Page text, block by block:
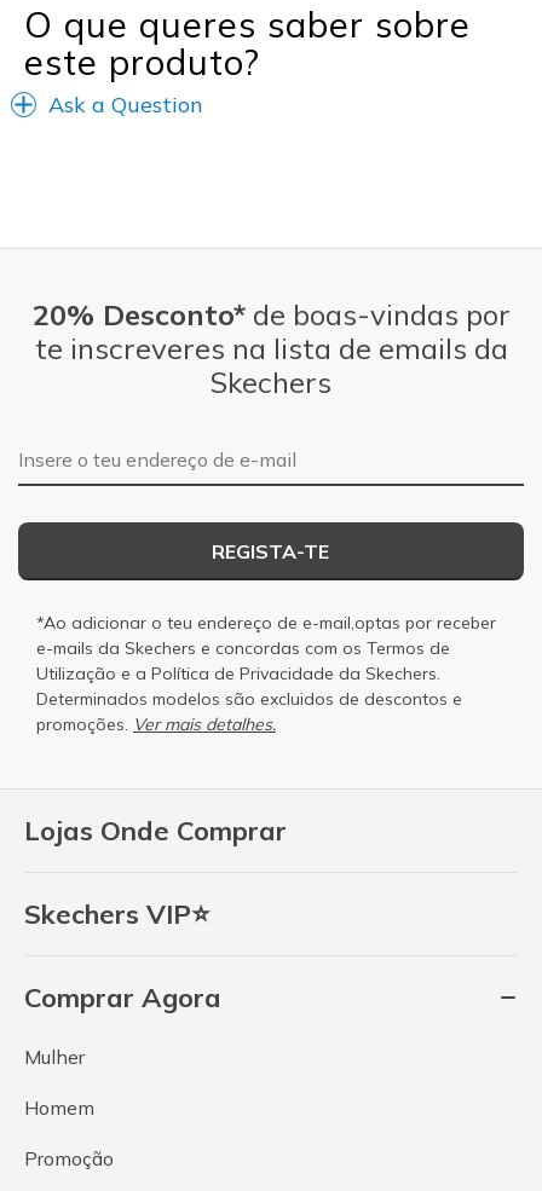
View On Shoes
Shoes are for Wearing
O que queres saber sobre
este produto?
Ask a Question
Lojas Onde Comprar
Skechers VIP⭐
Comprar Agora
Mulher
Homem
Promoção
20% Desconto*de boas-vindas por
te inscreveres na lista de emails da
Skechers
Endereço de e-mail
REGISTA-TE
*Ao adicionar o teu endereço de e-mail,optas por receber
e-mails da Skechers e concordas com os Termos de
Utilização e a Política de Privacidade da Skechers.
Determinados modelos são excluidos de descontos e
promoções. Ver mais detalhes.